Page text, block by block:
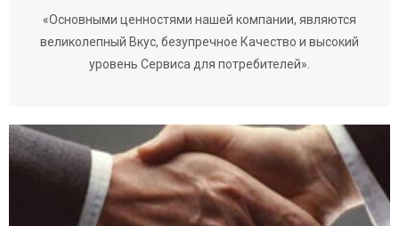
«Основными ценностями нашей компании, являются
великолепный Вкус, безупречное Качество и высокий
уровень Сервиса для потребителей».